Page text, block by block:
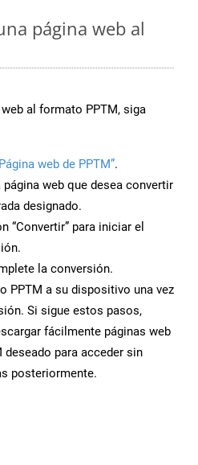
página web al
al formato PPTM, siga
web de PPTM”.
página web que desea convertir
designado.
“Convertir” para iniciar el
la conversión.
PPTM a su dispositivo una vez
Si sigue estos pasos,
fácilmente páginas web
deseado para acceder sin
posteriormente.